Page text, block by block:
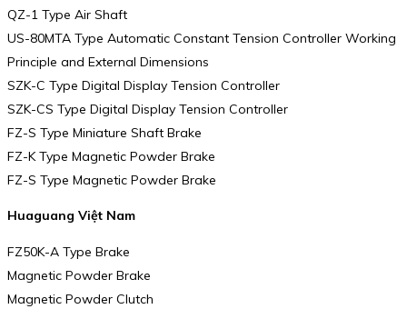
QZ-1 Type Air Shaft
US-80MTA Type Automatic Constant Tension Controller Working
Principle and External Dimensions
SZK-C Type Digital Display Tension Controller
SZK-CS Type Digital Display Tension Controller
FZ-S Type Miniature Shaft Brake
FZ-K Type Magnetic Powder Brake
FZ-S Type Magnetic Powder Brake
Huaguang Việt Nam
FZ50K-A Type Brake
Magnetic Powder Brake
Magnetic Powder Clutch